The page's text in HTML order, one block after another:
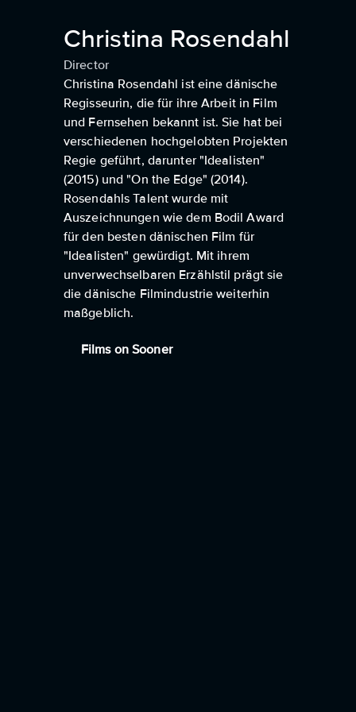
Christina Rosendahl
Director
Christina Rosendahl ist eine dänische
Regisseurin, die für ihre Arbeit in Film
und Fernsehen bekannt ist. Sie hat bei
verschiedenen hochgelobten Projekten
Regie geführt, darunter "Idealisten"
(2015) und "On the Edge" (2014).
Rosendahls Talent wurde mit
Auszeichnungen wie dem Bodil Award
für den besten dänischen Film für
"Idealisten" gewürdigt. Mit ihrem
unverwechselbaren Erzählstil prägt sie
die dänische Filmindustrie weiterhin
maßgeblich.
Films on Sooner